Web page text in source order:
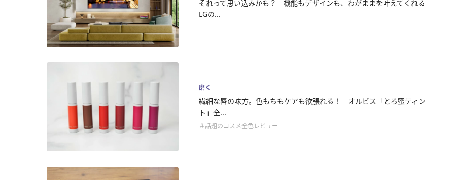
それって思い込みかも？ 機能もデザインも、わがままを叶えてくれる
LGの...
磨く
繊細な唇の味方。色もちもケアも欲張れる！ オルビス「とろ蜜ティン
ト」全...
＃話題のコスメ全色レビュー